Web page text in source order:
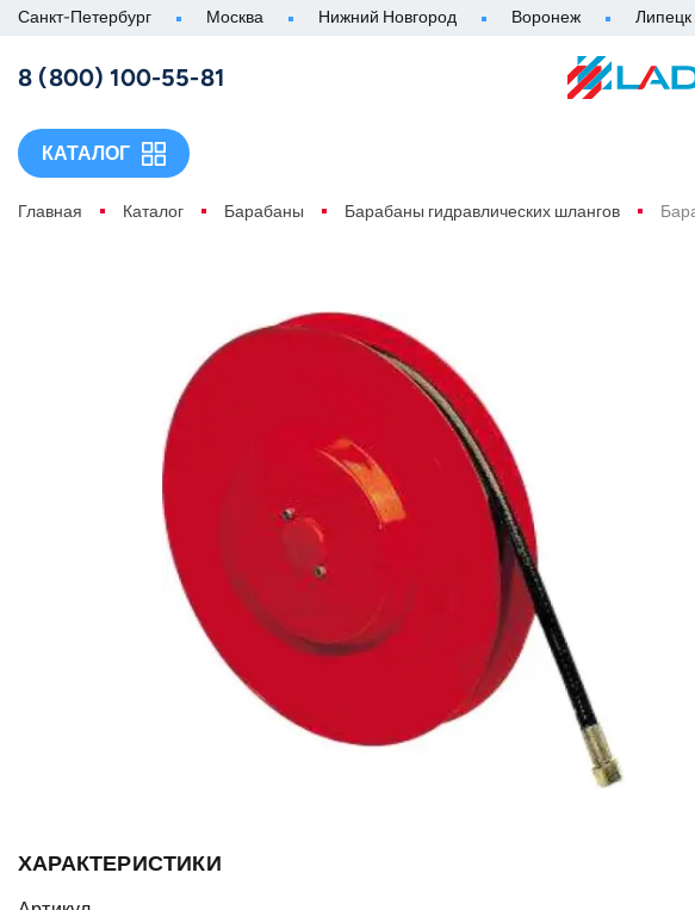
Санкт-Петербург Москва Нижний Новгород Воронеж Липецк
8 (800) 100-55-81
КАТАЛОГ
Главная Каталог Барабаны Барабаны гидравлических шлангов
ХАРАКТЕРИСТИКИ